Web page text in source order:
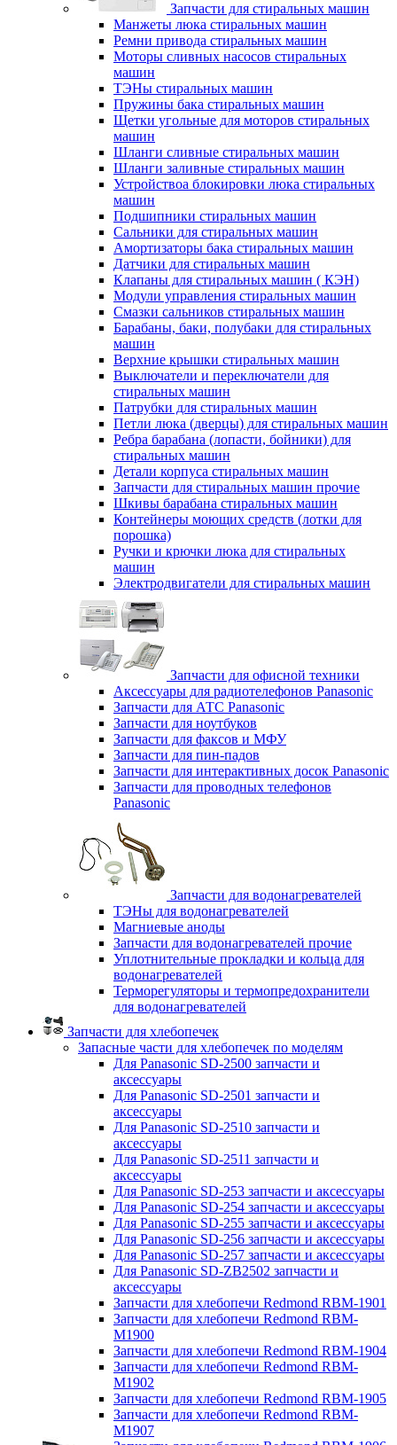
Запчасти для стиральных машин
Манжеты люка стиральных машин
Ремни привода стиральных машин
Моторы сливных насосов стиральных
машин
ТЭНы стиральных машин
Пружины бака стиральных машин
Щетки угольные для моторов стиральных
машин
Шланги сливные стиральных машин
Шланги заливные стиральных машин
Устройствоа блокировки люка стиральных
машин
Подшипники стиральных машин
Сальники для стиральных машин
Амортизаторы бака стиральных машин
Датчики для стиральных машин
Клапаны для стиральных машин ( КЭН)
Модули управления стиральных машин
Смазки сальников стиральных машин
Барабаны, баки, полубаки для стиральных
машин
Верхние крышки стиральных машин
Выключатели и переключатели для
стиральных машин
Патрубки для стиральных машин
Петли люка (дверцы) для стиральных машин
Ребра барабана (лопасти, бойники) для
стиральных машин
Детали корпуса стиральных машин
Запчасти для стиральных машин прочие
Шкивы барабана стиральных машин
Контейнеры моющих средств (лотки для
порошка)
Ручки и крючки люка для стиральных
машин
Электродвигатели для стиральных машин
Запчасти для офисной техники
Аксессуары для радиотелефонов Panasonic
Запчасти для АТС Panasonic
Запчасти для ноутбуков
Запчасти для факсов и МФУ
Запчасти для пин-падов
Запчасти для интерактивных досок Panasonic
Запчасти для проводных телефонов
Panasonic
Запчасти для водонагревателей
ТЭНы для водонагревателей
Магниевые аноды
Запчасти для водонагревателей прочие
Уплотнительные прокладки и кольца для
водонагревателей
Терморегуляторы и термопредохранители
для водонагревателей
Запчасти для хлебопечек
Запасные части для хлебопечек по моделям
Для Panasonic SD-2500 запчасти и
аксессуары
Для Panasonic SD-2501 запчасти и
аксессуары
Для Panasonic SD-2510 запчасти и
аксессуары
Для Panasonic SD-2511 запчасти и
аксессуары
Для Panasonic SD-253 запчасти и аксессуары
Для Panasonic SD-254 запчасти и аксессуары
Для Panasonic SD-255 запчасти и аксессуары
Для Panasonic SD-256 запчасти и аксессуары
Для Panasonic SD-257 запчасти и аксессуары
Для Panasonic SD-ZB2502 запчасти и
аксессуары
Запчасти для хлебопечи Redmond RBM-1901
Запчасти для хлебопечи Redmond RBM-
M1900
Запчасти для хлебопечи Redmond RBM-1904
Запчасти для хлебопечи Redmond RBM-
M1902
Запчасти для хлебопечи Redmond RBM-1905
Запчасти для хлебопечи Redmond RBM-
M1907